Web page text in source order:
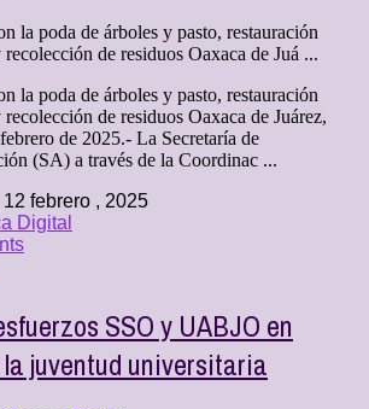
la poda de árboles y pasto, restauración
de residuos Oaxaca de Juá ...
la poda de árboles y pasto, restauración
de residuos Oaxaca de Juárez,
de 2025.- La Secretaría de
(SA) a través de la Coordinac ...
febrero , 2025
Digital
SSO y UABJO en
juventud universitaria